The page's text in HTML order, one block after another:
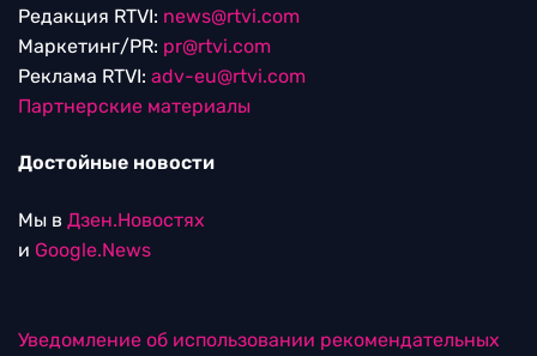
Редакция RTVI: news@rtvi.com
Маркетинг/PR: pr@rtvi.com
Реклама RTVI: adv-eu@rtvi.com
Партнерские материалы
Достойные новости
Мы в Дзен.Новостях
и Google.News
Уведомление об использовании рекомендательных